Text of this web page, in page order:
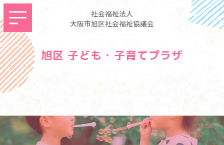
社会福祉法人
大阪市旭区社会福祉協議会
旭区 子ども・子育てプラザ